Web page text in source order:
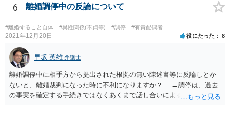
を勧めます。
6 離婚調停中の反論について
#離婚すること自体 #異性関係(不貞等) #調停 #有責配偶者
2021年12月20日 役にたった 8
早坂 英雄 弁護士
離婚調停中に相手方から提出された根拠の無い陳述書等に反論しとか
ないと、離婚裁判になった時に不利になりますか？ →調停は、過去
の事実を確定する手続きではなくあくまで話し合いによる合意を目指
りません（口頭での説明でも十分だと思います）。但し、調停委員が